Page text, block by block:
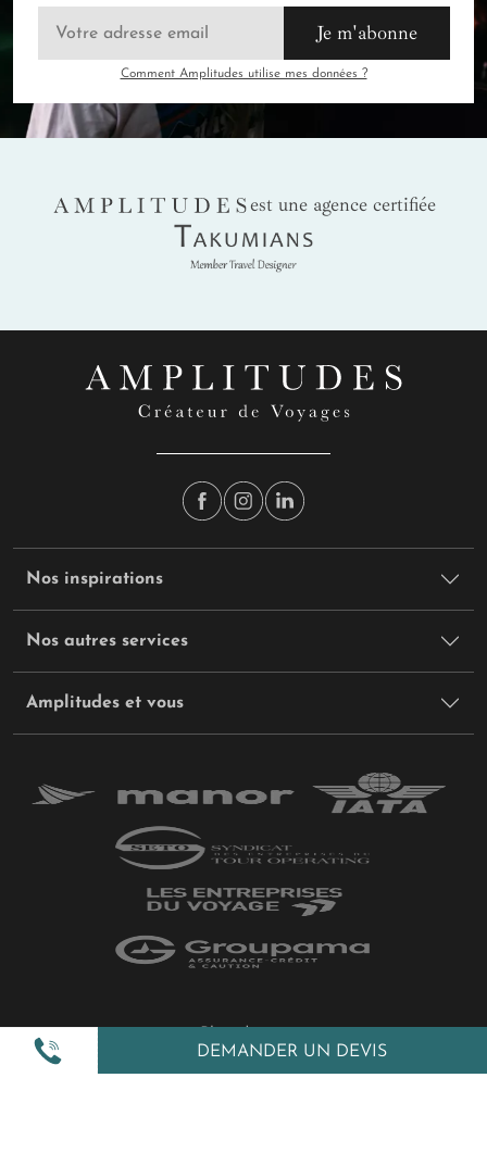
DEMANDER UN DEVIS
Je m'abonne
Comment Amplitudes utilise mes données ?
AMPLITUDES
est une agence certifiée
Takumians
Nos inspirations
Nos autres services
Amplitudes et vous
Politique de confidentialité